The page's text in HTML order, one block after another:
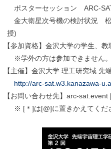
ポスターセッション ARC-
金大衛星次号機の検討状況
授)
【参加資格】金沢大学の学生、教
※学外の方は参加できません。
【主催】金沢大学 理工研究域 先
http://arc-sat.w3.kanazawa-
【お問い合わせ先】arc-
※ [＊]は[@]に置きかえてくだ